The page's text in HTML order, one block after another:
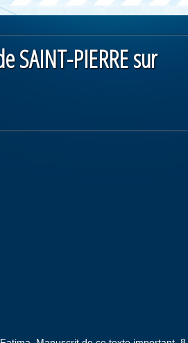
SAINT-PIERRE sur